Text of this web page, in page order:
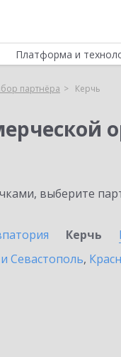
Платформа и
партнёра Керчь
выберите
Керчь
Севастополь,